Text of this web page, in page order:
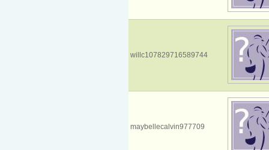
willc107829716589744
maybellecalvin977709